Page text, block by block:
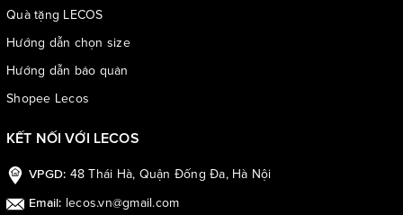
Quà tặng LECOS
Hướng dẫn chọn size
Hướng dẫn bảo quản
Shopee Lecos
KẾT NỐI VỚI LECOS
VPGD: 48 Thái Hà, Quận Đống Đa, Hà Nội
Email: lecos.vn@gmail.com